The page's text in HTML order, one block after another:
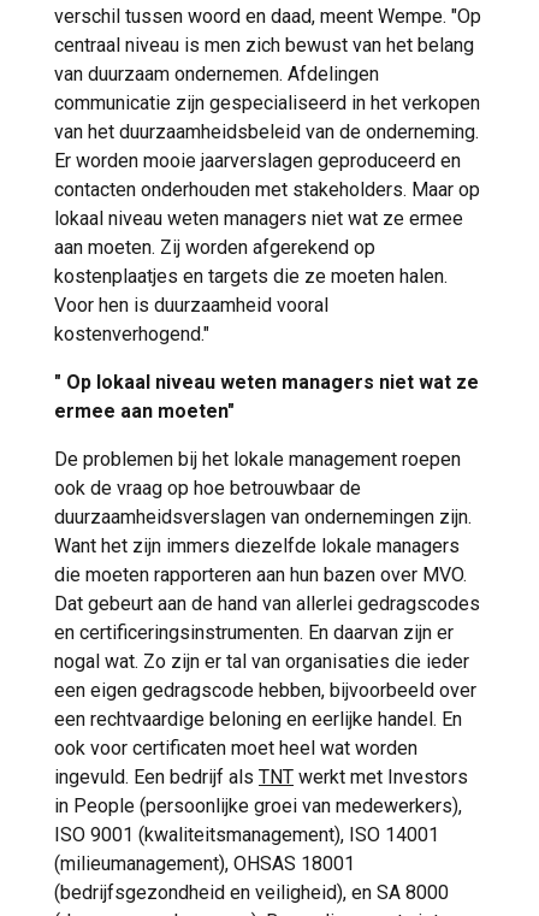
verschil tussen woord en daad, meent Wempe. "Op
centraal niveau is men zich bewust van het belang
van duurzaam ondernemen. Afdelingen
communicatie zijn gespecialiseerd in het verkopen
van het duurzaamheidsbeleid van de onderneming.
Er worden mooie jaarverslagen geproduceerd en
contacten onderhouden met stakeholders. Maar op
lokaal niveau weten managers niet wat ze ermee
aan moeten. Zij worden afgerekend op
kostenplaatjes en targets die ze moeten halen.
Voor hen is duurzaamheid vooral
kostenverhogend."
" Op lokaal niveau weten managers niet wat ze
ermee aan moeten"
De problemen bij het lokale management roepen
ook de vraag op hoe betrouwbaar de
duurzaamheidsverslagen van ondernemingen zijn.
Want het zijn immers diezelfde lokale managers
die moeten rapporteren aan hun bazen over MVO.
Dat gebeurt aan de hand van allerlei gedragscodes
en certificeringsinstrumenten. En daarvan zijn er
nogal wat. Zo zijn er tal van organisaties die ieder
een eigen gedragscode hebben, bijvoorbeeld over
een rechtvaardige beloning en eerlijke handel. En
ook voor certificaten moet heel wat worden
ingevuld. Een bedrijf als TNT werkt met Investors
in People (persoonlijke groei van medewerkers),
ISO 9001 (kwaliteitsmanagement), ISO 14001
(milieumanagement), OHSAS 18001
(bedrijfsgezondheid en veiligheid), en SA 8000